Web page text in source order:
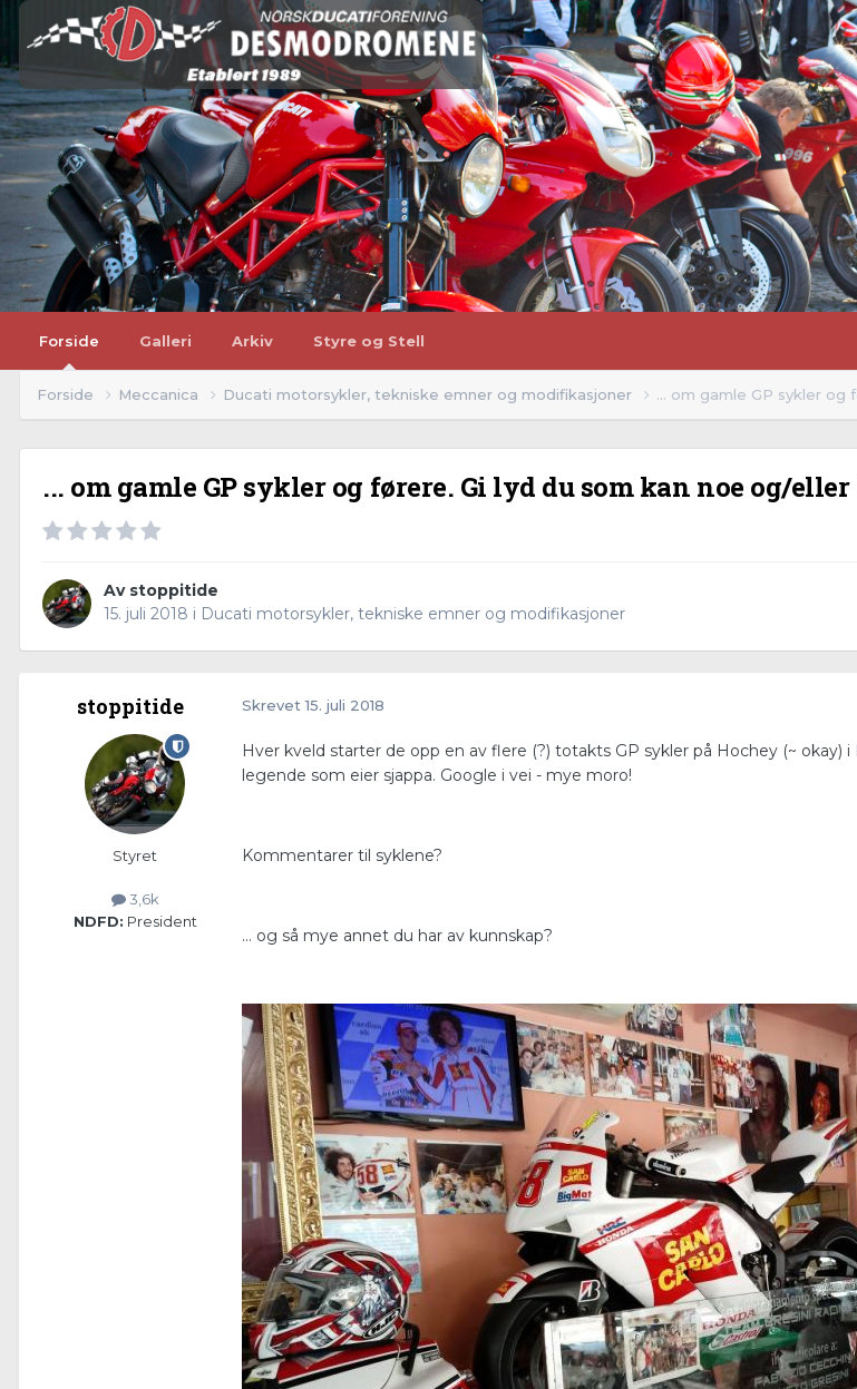
Forside Galleri Arkiv Styre og Stell
Forside Meccanica Ducati motorsykler, tekniske emner og modifikasjoner ... om gamle GP sykler og
... om gamle GP sykler og førere. Gi lyd du som kan noe og/
Av stoppitide
15. juli 2018 i Ducati motorsykler, tekniske emner og modifikasjoner
stoppitide
Styret
3,6k
NDFD: President
Skrevet15. juli 2018
Hver kveld starter de opp en av flere (?) totakts GP sykler på Hochey (~ okay) i
legende som eier sjappa. Google i vei - mye moro!
Kommentarer til syklene?
... og så mye annet du har av kunnskap?